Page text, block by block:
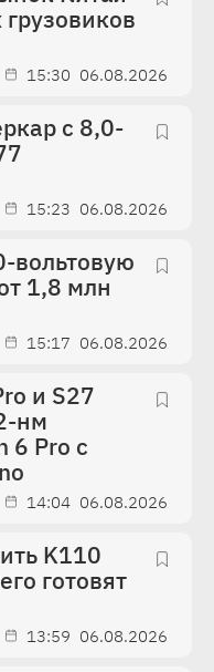
15:30 06.08.2026
с 8,0-
15:23 06.08.2026
вольтовую
1,8 млн
15:17 06.08.2026
и S27
нм
6 Pro с
14:04 06.08.2026
K110
готовят
13:59 06.08.2026